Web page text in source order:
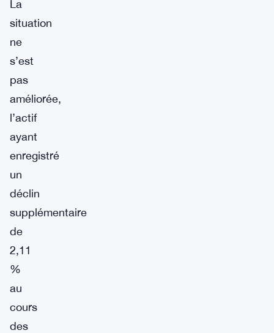
La
situation
ne
s’est
pas
améliorée,
l’actif
ayant
enregistré
un
déclin
supplémentaire
de
2,11
%
au
cours
des